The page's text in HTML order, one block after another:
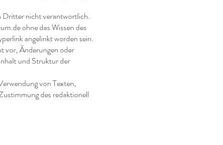
Dritter nicht verantwortlich.
ohne das Wissen des
angelinkt worden sein.
vor, Änderungen oder
und Struktur der
von Texten,
des redaktionell